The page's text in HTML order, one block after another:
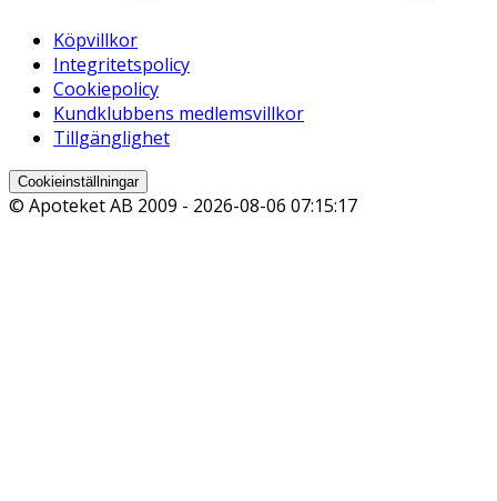
Köpvillkor
Integritetspolicy
Cookiepolicy
Kundklubbens medlemsvillkor
Tillgänglighet
Cookieinställningar
© Apoteket AB 2009 - 2026-08-06 07:15:17